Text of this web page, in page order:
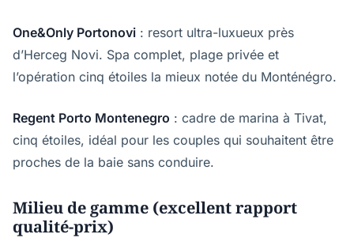
One&Only Portonovi : resort ultra-luxueux près
d’Herceg Novi. Spa complet, plage privée et
l’opération cinq étoiles la mieux notée du Monténégro.
Regent Porto Montenegro : cadre de marina à Tivat,
cinq étoiles, idéal pour les couples qui souhaitent être
proches de la baie sans conduire.
Milieu de gamme (excellent rapport
qualité-prix)